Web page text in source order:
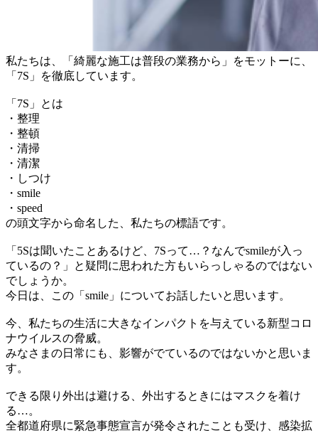
私たちは、「綺麗な施工は普段の業務から」をモットーに、
「7S」を徹底しています。
「7S」とは
・整理
・整頓
・清掃
・清潔
・しつけ
・smile
・speed
の頭文字から命名した、私たちの標語です。
「5Sは聞いたことあるけど、7Sって…？なんでsmileが入っ
ているの？」と疑問に思われた方もいらっしゃるのではない
でしょうか。
今日は、この「smile」についてお話したいと思います。
今、私たちの生活に大きなインパクトを与えている新型コロ
ナウイルスの脅威。
みなさまの日常にも、影響がでているのではないかと思いま
す。
できる限り外出は避ける、外出するときにはマスクを着け
る…。
全都道府県に緊急事態宣言が発令されたことも受け、感染拡